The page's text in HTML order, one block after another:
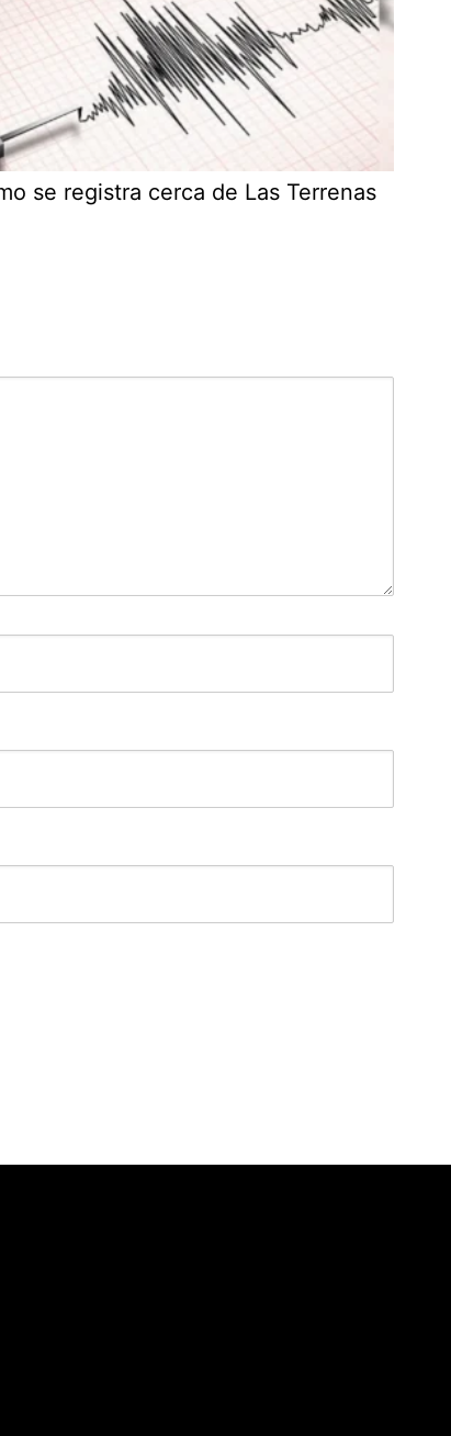
se registra cerca de Las Terrenas